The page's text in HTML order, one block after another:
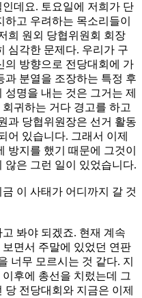
데요. 토요일에 저희가 단
고 우려하는 목소리들이
희 원외 당협위원회 회장
심각한 문제다. 우리가 구
의 방향으로 전당대회에 가
과 분열을 조장하는 특정 후
명을 내는 것은 그거는 제
귀하는 거다 경고를 하고
과 당협위원장은 선거 활동
어 있습니다. 그래서 이제
방지를 했기 때문에 그것이
않은 그런 일이 있었습니다.
이 사태가 어디까지 갈 것
봐야 되겠죠. 현재 계속
면서 주말에 있었던 연판
너무 모르시는 것 같다. 지
후에 총선을 치렀는데 그
전당대회와 지금은 이제